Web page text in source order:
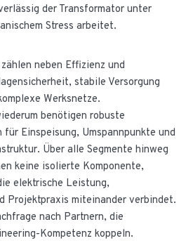
der Transformator unter
Stress arbeitet.
neben Effizienz und
stabile Versorgung
Werksnetze.
benötigen robuste
Einspeisung, Umspannpunkte und
Über alle Segmente hinweg
keine isolierte Komponente,
elektrische Leistung,
Projektpraxis miteinander verbindet.
nach Partnern, die
Kompetenz koppeln.